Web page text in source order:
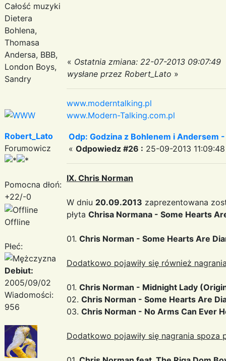
Całość muzyki
Dietera
Bohlena,
Thomasa
Andersa, BBB,
London Boys,
Sandry
« Ostatnia zmiana: 22-07-2013 09:07:49
wysłane przez Robert_Lato »
www.moderntalking.pl
www.Modern-Talking.com.pl
Robert_Lato
Forumowicz
Pomocna dłoń:
+22/-0
Offline
Płeć:
Debiut:
2005/09/02
Wiadomości:
956
Odp: Godzina z Bohlenem i Andersem
« Odpowiedz #26 : 25-09-2013
IX. Chris Norman
W dniu 20.09.2013 zaprezentowana
płyta Chrisa Normana - Some Hearts
01. Chris Norman - Some Hearts Are
Dodatkowo pojawiły się również
01. Chris Norman - Midnight Lady
02. Chris Norman - Some Hearts Are
03. Chris Norman - No Arms Can Ever
Dodatkowo pojawiły się nagrania spoza